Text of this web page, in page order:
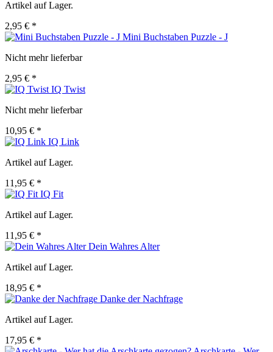
Artikel auf Lager.
2,95 € *
Mini Buchstaben Puzzle - J
Nicht mehr lieferbar
2,95 € *
IQ Twist
Nicht mehr lieferbar
10,95 € *
IQ Link
Artikel auf Lager.
11,95 € *
IQ Fit
Artikel auf Lager.
11,95 € *
Dein Wahres Alter
Artikel auf Lager.
18,95 € *
Danke der Nachfrage
Artikel auf Lager.
17,95 € *